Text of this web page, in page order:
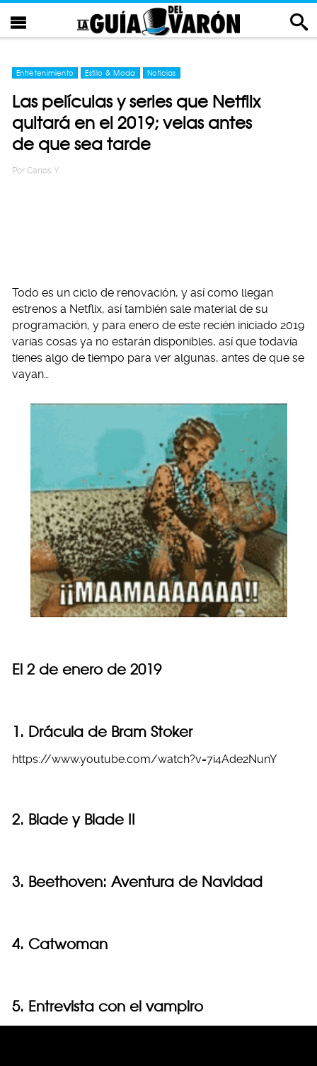
Entretenimiento Estilo & Moda Noticias
Las películas y series que Netflix
quitará en el 2019; velas antes
de que sea tarde
Por Carlos Y
Todo es un ciclo de renovación, y así como llegan
estrenos a Netflix, así también sale material de su
programación, y para enero de este recién iniciado 2019
varias cosas ya no estarán disponibles, así que todavía
tienes algo de tiempo para ver algunas, antes de que se
vayan…
El 2 de enero de 2019
1. Drácula de Bram Stoker
https://www.youtube.com/watch?v=7i4Ade2NunY
2. Blade y Blade II
3. Beethoven: Aventura de Navidad
4. Catwoman
5. Entrevista con el vampiro